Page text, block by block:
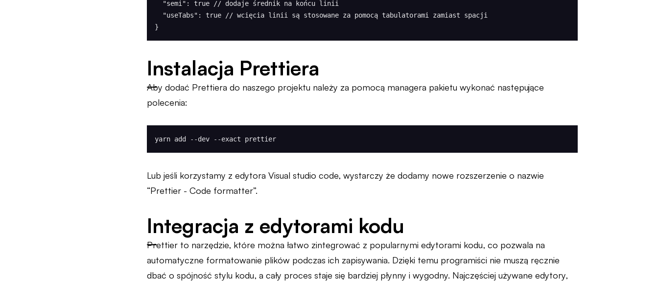
}
Instalacja Prettiera
Aby dodać Prettiera do naszego projektu należy za pomocą managera pakietu wykonać następujące
polecenia:
yarn add --dev --exact prettier
Lub jeśli korzystamy z edytora Visual studio code, wystarczy że dodamy nowe rozszerzenie o nazwie
“Prettier - Code formatter”.
Integracja z edytorami kodu
Prettier to narzędzie, które można łatwo zintegrować z popularnymi edytorami kodu, co pozwala na
automatyczne formatowanie plików podczas ich zapisywania. Dzięki temu programiści nie muszą ręcznie
dbać o spójność stylu kodu, a cały proces staje się bardziej płynny i wygodny. Najczęściej używane edytory,